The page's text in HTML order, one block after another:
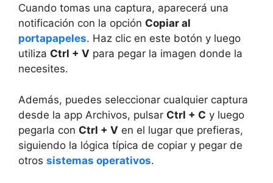
Cuando tomas una captura, aparecerá una
notificación con la opción Copiar al
portapapeles. Haz clic en este botón y luego
utiliza Ctrl + V para pegar la imagen donde la
necesites.
Además, puedes seleccionar cualquier captura
desde la app Archivos, pulsar Ctrl + C y luego
pegarla con Ctrl + V en el lugar que prefieras,
siguiendo la lógica típica de copiar y pegar de
otros sistemas operativos.